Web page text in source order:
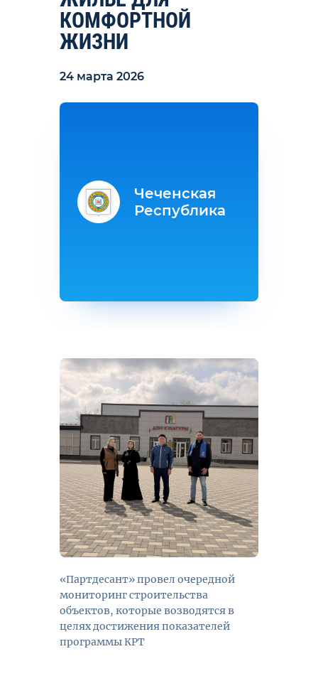
КОМФОРТНОЙ
ЖИЗНИ
24 марта 2026
«Партдесант» провел очередной
мониторинг строительства
объектов, которые возводятся в
целях достижения показателей
программы КРТ
Чеченская
Республика